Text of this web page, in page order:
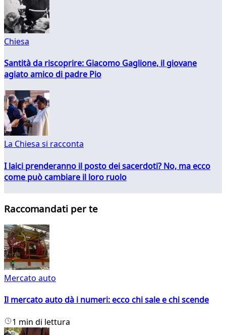
Chiesa
Santità da riscoprire: Giacomo Gaglione, il giovane
agiato amico di padre Pio
La Chiesa si racconta
I laici prenderanno il posto dei sacerdoti? No, ma ecco
come può cambiare il loro ruolo
Raccomandati per te
Mercato auto
Il mercato auto dà i numeri: ecco chi sale e chi scende
1 min di lettura